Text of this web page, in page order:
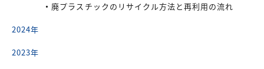
廃プラスチックのリサイクル方法と再利用の流れ
2024年
2023年